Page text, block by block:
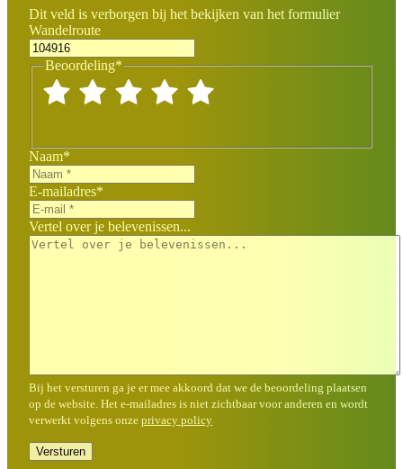
Dit veld is verborgen bij het bekijken van het formulier
Wandelroute
Beoordeling*
Naam*
E-mailadres*
Vertel over je belevenissen...
Bij het versturen ga je er mee akkoord dat we de beoordeling plaatsen
op de website. Het e-mailadres is niet zichtbaar voor anderen en wordt
verwerkt volgens onze privacy policy
Versturen